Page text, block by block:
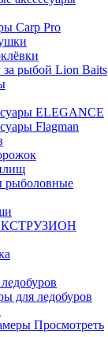
Carp Pro
за рыбой Lion Baits
ELEGANCE
Flagman
рыболовные
для ледобуров
Просмотреть